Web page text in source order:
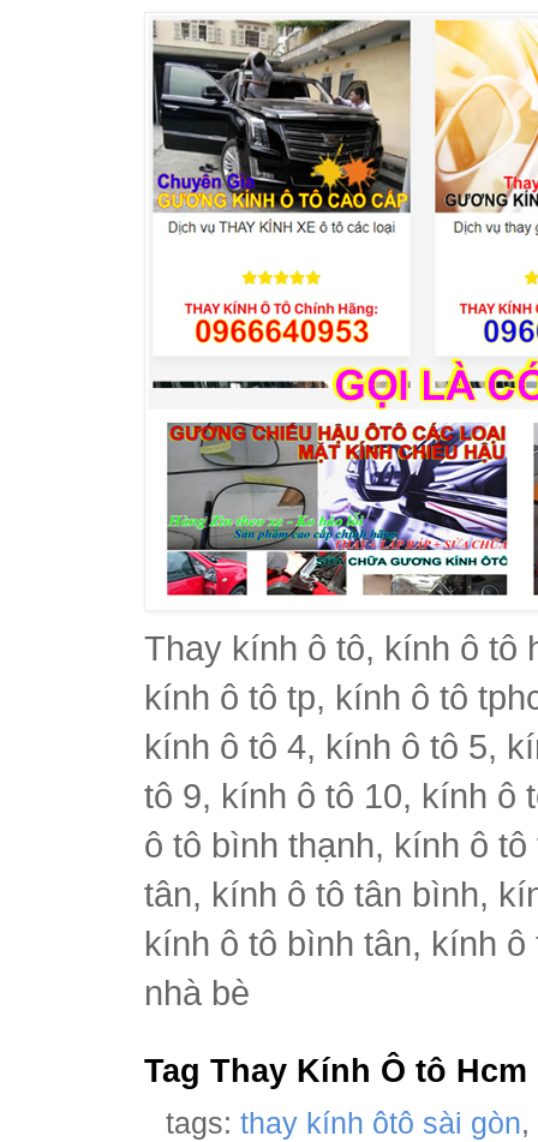
Thay kính ô tô, kính ô tô
kính ô tô tp, kính ô tô
kính ô tô 4, kính ô tô 5,
tô 9, kính ô tô 10, kính ô
ô tô bình thạnh, kính ô
tân, kính ô tô tân bình,
kính ô tô bình tân, kính
nhà bè
Tag Thay Kính Ô tô Hcm
tags:thay kính ôtô sài gòn,